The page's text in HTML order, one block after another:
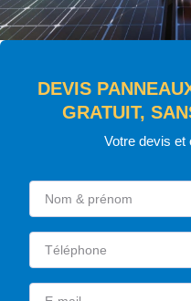
DEVIS
GRATUIT,
Votre devis et